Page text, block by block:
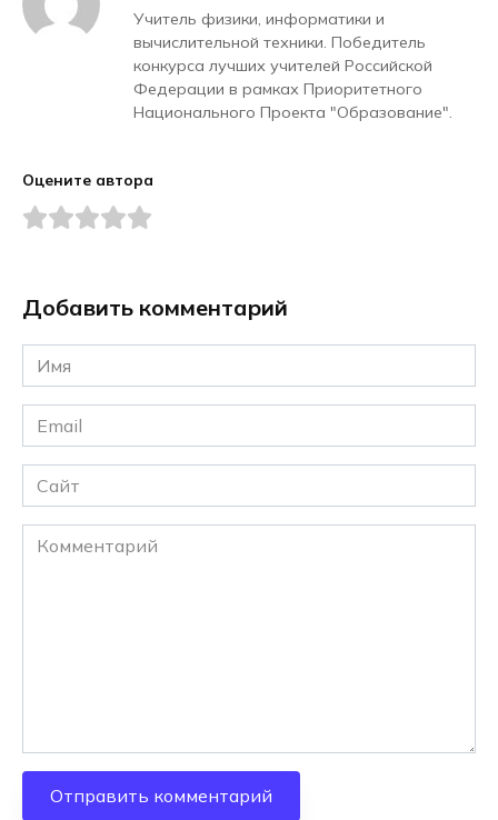
Учитель физики, информатики и
вычислительной техники. Победитель
конкурса лучших учителей Российской
Федерации в рамках Приоритетного
Национального Проекта "Образование".
Оцените автора
Добавить комментарий
Имя
*
Email
*
Сайт
Комментарий